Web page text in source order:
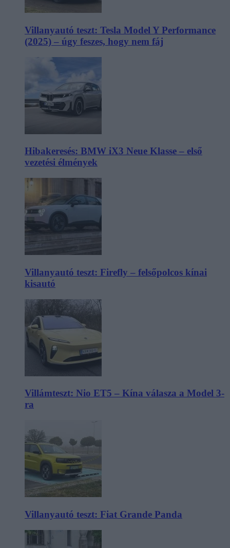
Villanyautó teszt: Tesla Model Y Performance
(2025) – úgy feszes, hogy nem fáj
Hibakeresés: BMW iX3 Neue Klasse – első
vezetési élmények
Villanyautó teszt: Firefly – felsőpolcos kínai
kisautó
Villámteszt: Nio ET5 – Kína válasza a Model 3-
ra
Villanyautó teszt: Fiat Grande Panda